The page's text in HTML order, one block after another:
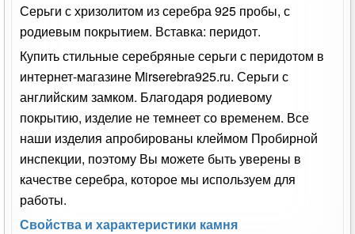
Серьги с хризолитом из серебра 925 пробы, с
родиевым покрытием. Вставка: перидот.
Купить стильные серебряные серьги с перидотом в
интернет-магазине Mirserebra925.ru. Серьги с
английским замком. Благодаря родиевому
покрытию, изделие не темнеет со временем. Все
наши изделия апробированы клеймом Пробирной
инспекции, поэтому Вы можете быть уверены в
качестве серебра, которое мы используем для
работы.
Свойства и характеристики камня